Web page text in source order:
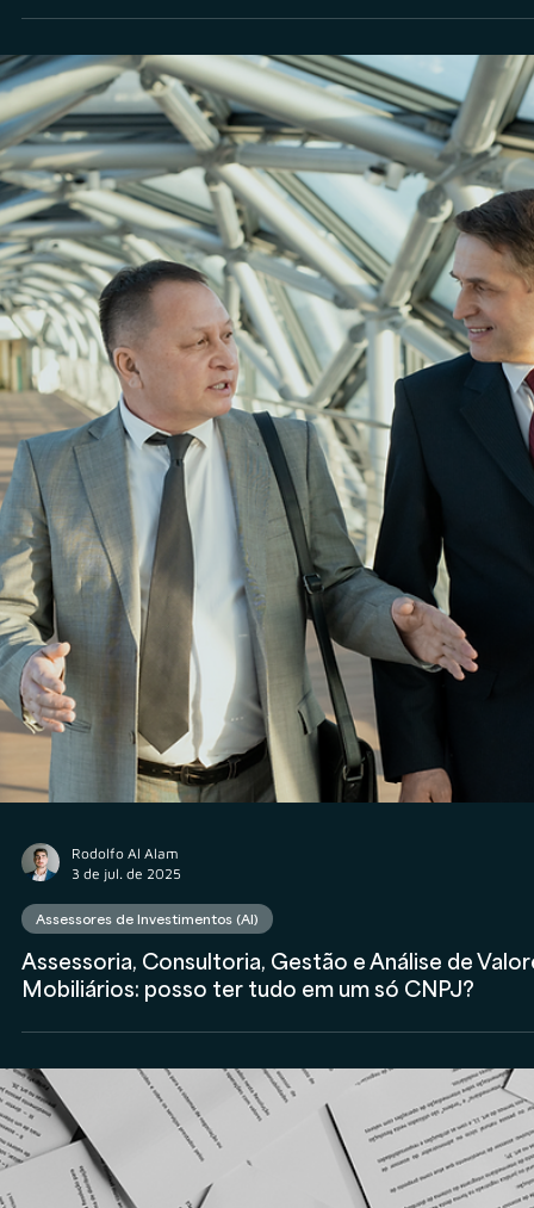
100% dos clientes assesssorados pela Veritas
conquistam o Selo de Governança e Integridade
2025-2026
Rodolfo Al Alam
3 de jul. de 2025
Assessores de Investimentos (AI)